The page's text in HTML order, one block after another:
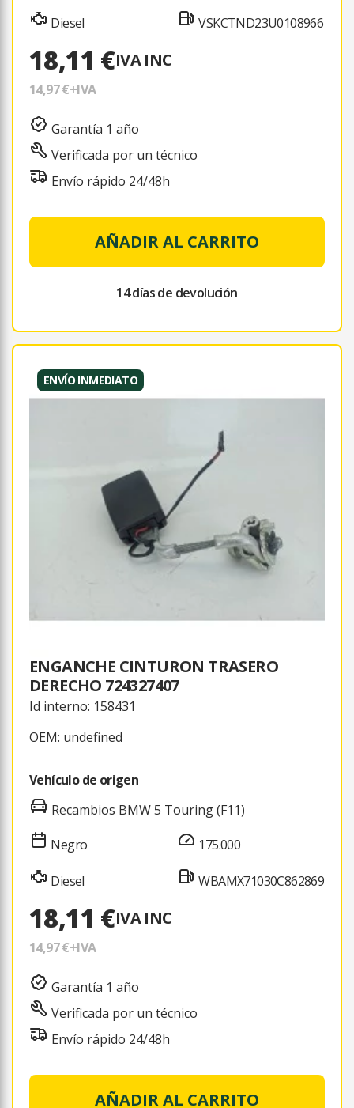
Diesel VSKCTND23U0108966
18,11 €IVA INC
14,97 €+IVA
Garantía 1 año
Verificada por un técnico
Envío rápido 24/48h
AÑADIR AL CARRITO
14 días de devolución
ENVÍO INMEDIATO
ENGANCHE CINTURON TRASERO
DERECHO 724327407
Id interno: 158431
OEM: undefined
Vehículo de origen
Recambios BMW 5 Touring (F11)
Negro
Diesel
175.000
WBAMX71030C862869
18,11 €IVA INC
14,97 €+IVA
Garantía 1 año
Verificada por un técnico
Envío rápido 24/48h
AÑADIR AL CARRITO